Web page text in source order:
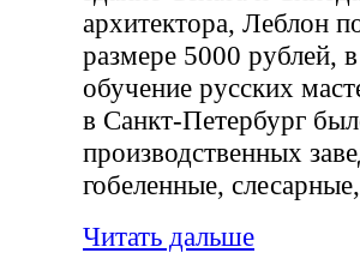
архитектора, Леблон
размере 5000 рублей,
обучение русских
в Санкт-Петербург
производственных
гобеленные,
Читать дальше